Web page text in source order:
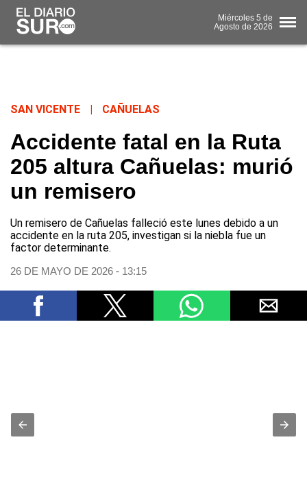
Miércoles 5 de
Agosto de 2026
SAN VICENTE CAÑUELAS
Accidente fatal en la Ruta
205 altura Cañuelas: murió
un remisero
Un remisero de Cañuelas falleció este lunes debido a un
accidente en la ruta 205, investigan si la niebla fue un
factor determinante.
26 DE MAYO DE 2026 - 13:15